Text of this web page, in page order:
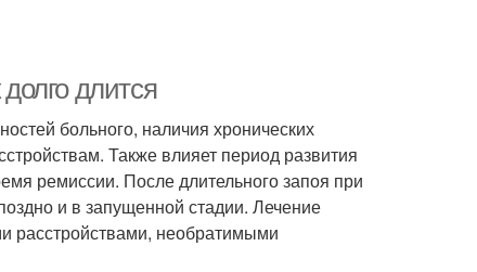
длится
больного, наличия хронических
Также влияет период развития
ремиссии. После длительного запоя при
и в запущенной стадии. Лечение
расстройствами, необратимыми